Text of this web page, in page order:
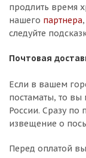
продлить время
нашего партнера
следуйте
Почтовая
Если в вашем
постаматы, то вы
России. Сразу по
извещение о
Перед оплатой